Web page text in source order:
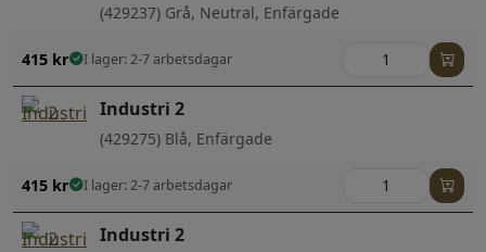
(429237) Grå, Neutral, Enfärgade
415 kr I lager: 2-7 arbetsdagar
Industri 2
(429275) Blå, Enfärgade
415 kr I lager: 2-7 arbetsdagar
Industri 2